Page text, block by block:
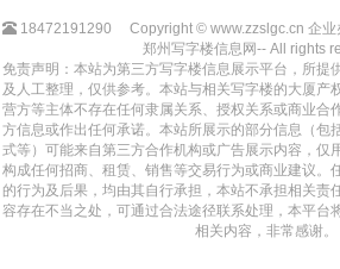
18472191290
Copyright © www.zzslgc.cn 企
郑州写字楼信息网-- All rights
免责声明：本站为第三方写字楼信息展示平台，所提
及人工整理，仅供参考。本站与相关写字楼的大厦产
营方等主体不存在任何隶属关系、授权关系或商业合
方信息或作出任何承诺。本站所展示的部分信息（包
式等）可能来自第三方合作机构或广告展示内容，仅
构成任何招商、租赁、销售等交易行为或商业建议。
的行为及后果，均由其自行承担，本站不承担相关责
容存在不当之处，可通过合法途径联系处理，本平台
相关内容，非常感谢。